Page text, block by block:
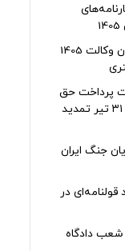
معرفی کامل منابع آزمون وکالت 1405
پرداخت حق
بیمه صندوق حمایت تا ۳۱ تیر تمدید
جنگ ایران
در
شعب دادگاه